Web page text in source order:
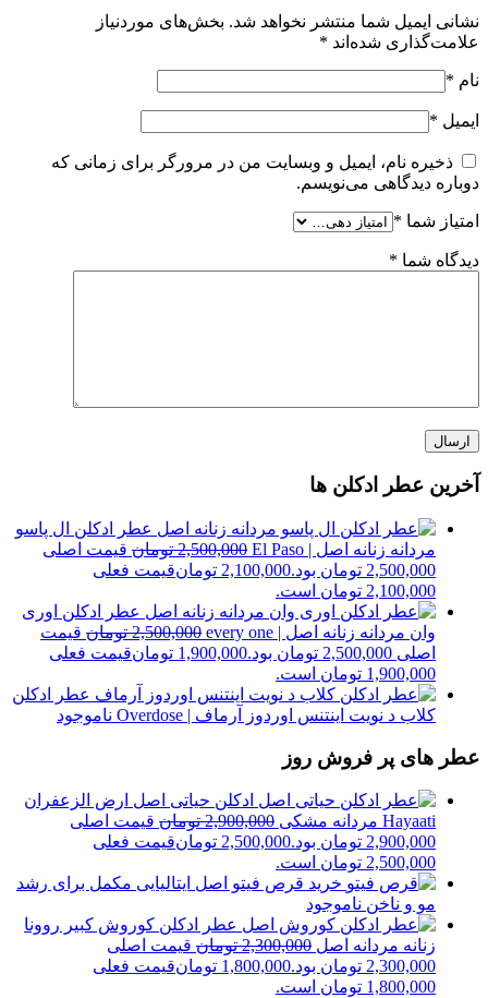
نشانی ایمیل شما منتشر نخواهد شد. بخش‌های موردنیاز
علامت‌گذاری شده‌اند *
نام *
ایمیل *
ذخیره نام، ایمیل و وبسایت من در مرورگر برای زمانی که
دوباره دیدگاهی می‌نویسم.
امتیاز شما *
دیدگاه شما *
آخرین عطر ادکلن ها
عطر ادکلن ال پاسو
مردانه زنانه اصل | El Paso
2,500,000 تومان قیمت اصلی
2,500,000 تومان بود.
2,100,000 تومانقیمت فعلی
2,100,000 تومان است.
عطر ادکلن اوری
وان مردانه زنانه اصل | every one
2,500,000 تومان قیمت
اصلی 2,500,000 تومان بود.
1,900,000 تومانقیمت فعلی
1,900,000 تومان است.
عطر ادکلن
کلاب د نویت اینتنس اوردوز آرماف | Overdose
ناموجود
عطر های پر فروش روز
ادکلن حیاتی اصل ارض الزعفران
Hayaati مردانه مشکی
2,900,000 تومان قیمت اصلی
2,900,000 تومان بود.
2,500,000 تومانقیمت فعلی
2,500,000 تومان است.
خرید قرص فیتو اصل ایتالیایی مکمل برای رشد
مو و ناخن ناموجود
عطر ادکلن کوروش کبیر روونا
زنانه مردانه اصل 2,300,000 تومان قیمت اصلی
2,300,000 تومان بود.
1,800,000 تومانقیمت فعلی
1,800,000 تومان است.